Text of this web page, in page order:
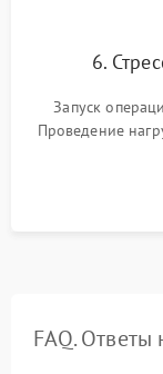
6.
Запуск
Проведение
для контроля
USB-портов,
FAQ.